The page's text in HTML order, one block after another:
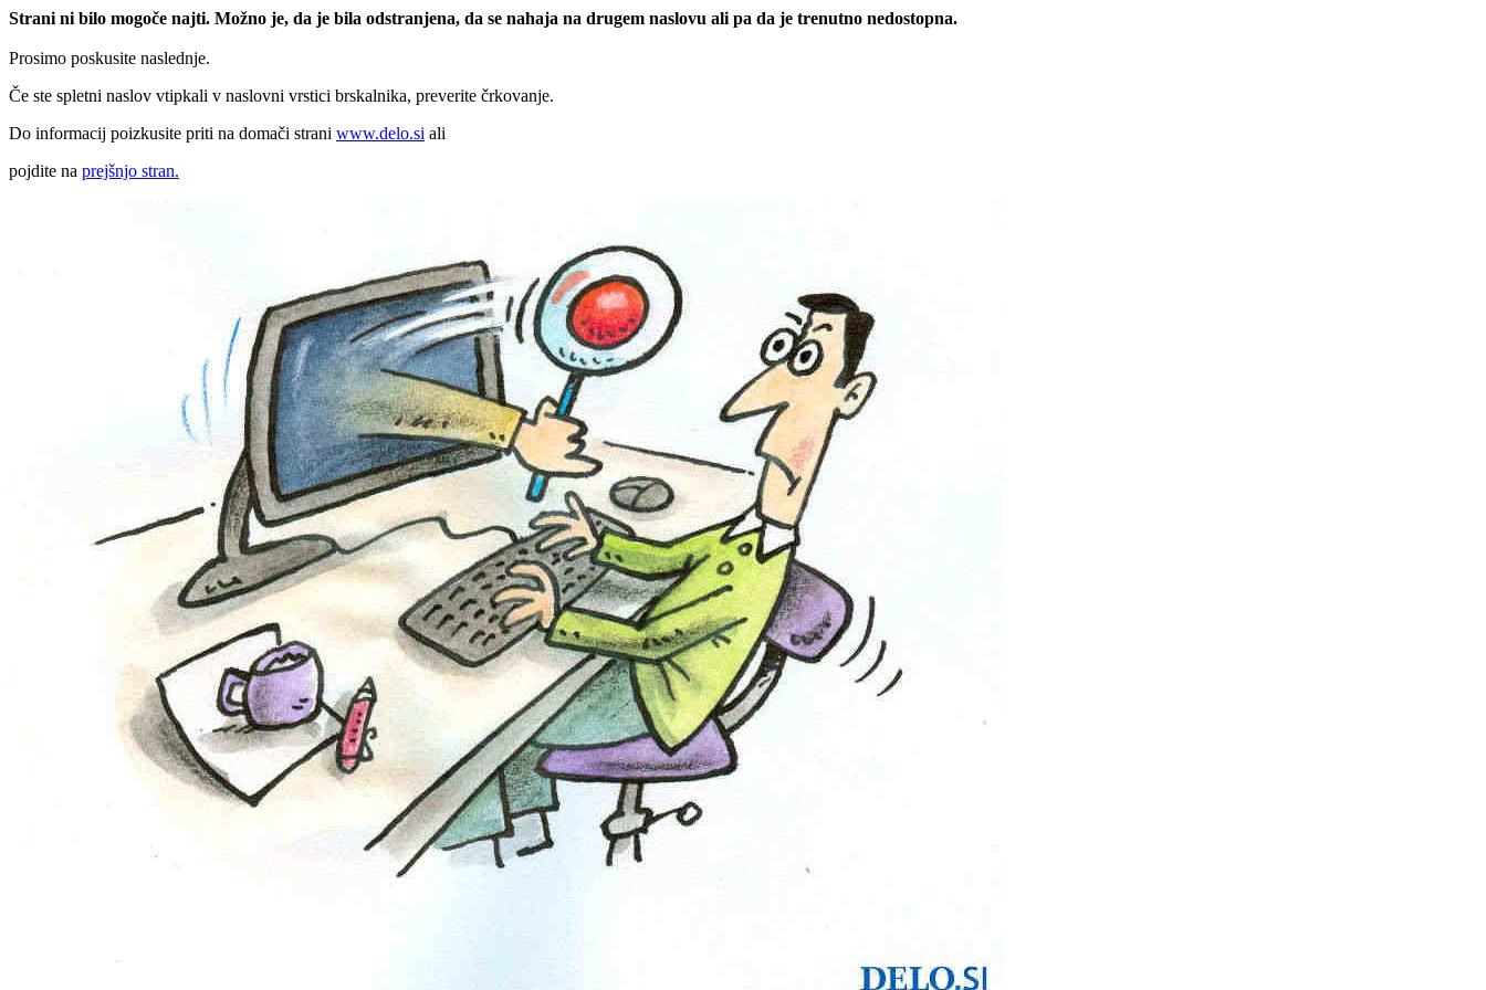
Strani ni bilo mogoče najti. Možno je, da je bila odstranjena, da se nahaja na drugem naslovu ali pa da je trenutno nedostopna.
Prosimo poskusite naslednje.
Če ste spletni naslov vtipkali v naslovni vrstici brskalnika, preverite črkovanje.
Do informacij poizkusite priti na domači strani www.delo.si ali
pojdite na prejšnjo stran.